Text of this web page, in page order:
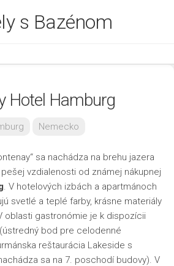
s Bazénom
Hotel Hamburg
Nemecko
sa nachádza na brehu jazera
pešej vzdialenosti od známej nákupnej
. V hotelových izbách a apartmánoch
svetlé a teplé farby, krásne materiály
oblasti gastronómie je k dispozícii
bod pre celodenné
reštaurácia Lakeside s
sa na 7. poschodí budovy). V